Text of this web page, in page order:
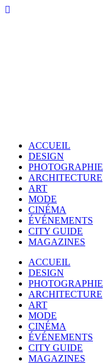
ACCUEIL
DESIGN
PHOTOGRAPHIE
ARCHITECTURE
ART
MODE
CINÉMA
ÉVÉNEMENTS
CITY GUIDE
MAGAZINES
ACCUEIL
DESIGN
PHOTOGRAPHIE
ARCHITECTURE
ART
MODE
CINÉMA
ÉVÉNEMENTS
CITY GUIDE
MAGAZINES